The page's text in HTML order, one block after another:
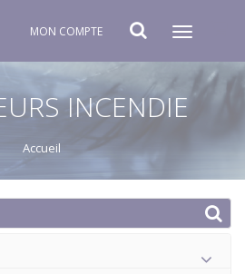
MON COMPTE
Toggle
INCENDIE
Accueil